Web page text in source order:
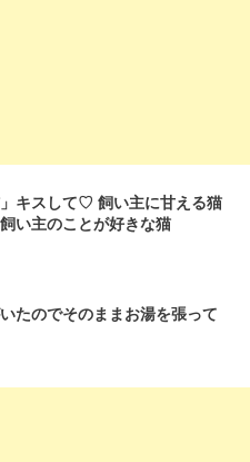
」キスして♡ 飼い主に甘える猫
い主のことが好きな猫
たのでそのままお湯を張って